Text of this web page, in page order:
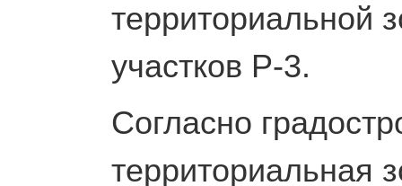
территориальной
участков Р-3.
Согласно
территориальная